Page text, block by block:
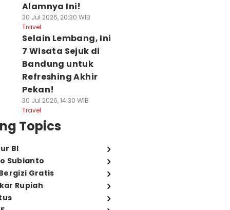
Alamnya Ini!
30 Jul 2026, 20:30 WIB
Travel
Selain Lembang, Ini
7 Wisata Sejuk di
Bandung untuk
Refreshing Akhir
Pekan!
30 Jul 2026, 14:30 WIB
Travel
Topics
BI
Subianto
Gratis
Rupiah